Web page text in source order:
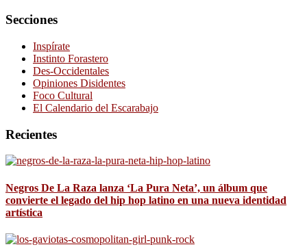
Secciones
Inspírate
Instinto Forastero
Des-Occidentales
Opiniones Disidentes
Foco Cultural
El Calendario del Escarabajo
Recientes
Negros De La Raza lanza ‘La Pura Neta’, un álbum que
convierte el legado del hip hop latino en una nueva identidad
artística